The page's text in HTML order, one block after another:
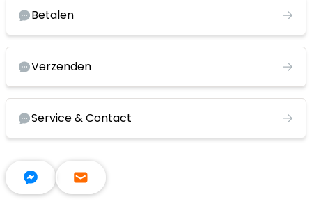
Betalen
Verzenden
Service & Contact